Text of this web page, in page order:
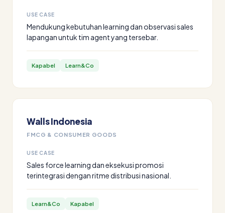
USE CASE
Mendukung kebutuhan learning dan observasi sales
lapangan untuk tim agent yang tersebar.
Kapabel Learn&Co
Walls Indonesia
FMCG & CONSUMER GOODS
USE CASE
Sales force learning dan eksekusi promosi
terintegrasi dengan ritme distribusi nasional.
Learn&Co Kapabel